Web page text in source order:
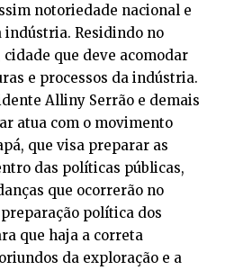
notoriedade nacional e
Residindo no
que deve acomodar
e processos da indústria.
Alliny Serrão e demais
atua com o movimento
que visa preparar as
das políticas públicas,
que ocorrerão no
política dos
que haja a correta
da exploração e a